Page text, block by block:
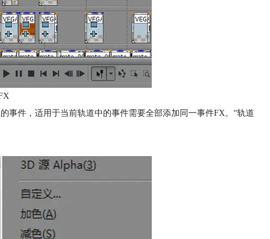
事件，适用于当前轨道中的事件需要全部添加同一事件FX。“轨道